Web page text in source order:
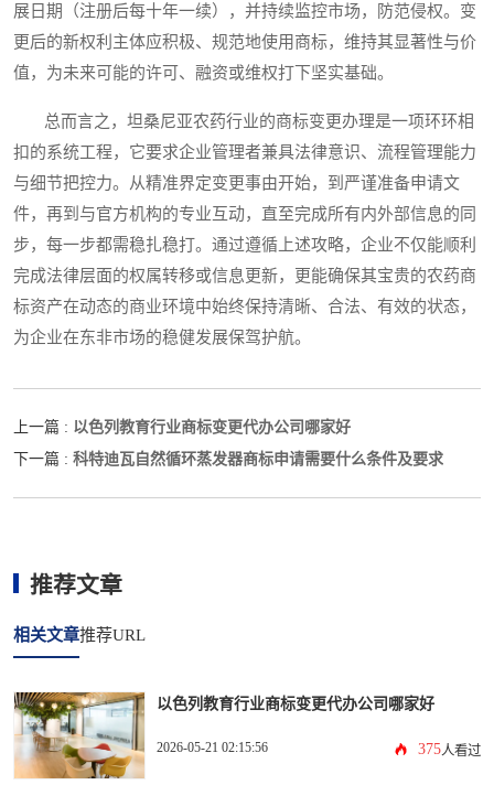
展日期（注册后每十年一续），并持续监控市场，防范侵权。变
更后的新权利主体应积极、规范地使用商标，维持其显著性与价
值，为未来可能的许可、融资或维权打下坚实基础。
总而言之，坦桑尼亚农药行业的商标变更办理是一项环环相
扣的系统工程，它要求企业管理者兼具法律意识、流程管理能力
与细节把控力。从精准界定变更事由开始，到严谨准备申请文
件，再到与官方机构的专业互动，直至完成所有内外部信息的同
步，每一步都需稳扎稳打。通过遵循上述攻略，企业不仅能顺利
完成法律层面的权属转移或信息更新，更能确保其宝贵的农药商
标资产在动态的商业环境中始终保持清晰、合法、有效的状态，
为企业在东非市场的稳健发展保驾护航。
上一篇 : 以色列教育行业商标变更代办公司哪家好
下一篇 : 科特迪瓦自然循环蒸发器商标申请需要什么条件及要求
推荐文章
相关文章推荐URL
以色列教育行业商标变更代办公司哪家好
2026-05-21 02:15:56 375人看过